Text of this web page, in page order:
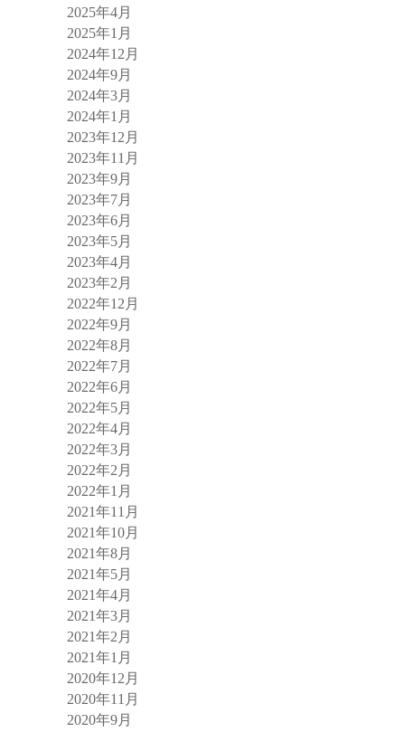
2025年4月
2025年1月
2024年12月
2024年9月
2024年3月
2024年1月
2023年12月
2023年11月
2023年9月
2023年7月
2023年6月
2023年5月
2023年4月
2023年2月
2022年12月
2022年9月
2022年8月
2022年7月
2022年6月
2022年5月
2022年4月
2022年3月
2022年2月
2022年1月
2021年11月
2021年10月
2021年8月
2021年5月
2021年4月
2021年3月
2021年2月
2021年1月
2020年12月
2020年11月
2020年9月